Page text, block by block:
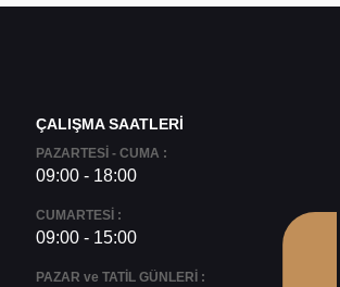
ÇALIŞMA SAATLERİ
PAZARTESİ - CUMA :
09:00 - 18:00
CUMARTESİ :
09:00 - 15:00
PAZAR ve TATİL GÜNLERİ :